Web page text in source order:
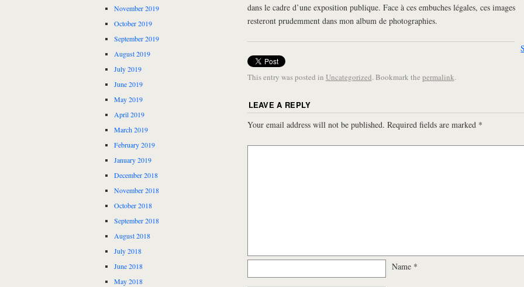
dans le cadre d’une exposition publique. Face à ces embuches légales, ces images
resteront prudemment dans mon album de photographies.
This entry was posted in Uncategorized. Bookmark the permalink.
LEAVE A REPLY
Your email address will not be published. Required fields are marked *
Name *
November 2019
October 2019
September 2019
August 2019
July 2019
June 2019
May 2019
April 2019
March 2019
February 2019
January 2019
December 2018
November 2018
October 2018
September 2018
August 2018
July 2018
June 2018
May 2018